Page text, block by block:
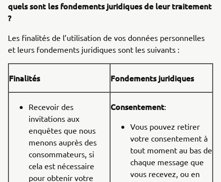
quels sont les fondements juridiques de leur traitement
?
Les finalités de l’utilisation de vos données personnelles
et leurs fondements juridiques sont les suivants :
Finalités Fondements juridiques
Recevoir des
invitations aux
enquêtes que nous
menons auprès des
consommateurs, si
cela est nécessaire
pour obtenir votre
Consentement:
Vous pouvez retirer
votre consentement à
tout moment au bas de
chaque message que
vous recevez, ou en